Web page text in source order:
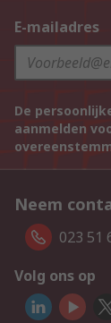
E-mailadres
De
aanmelden
Neem
023 51
Volg ons op